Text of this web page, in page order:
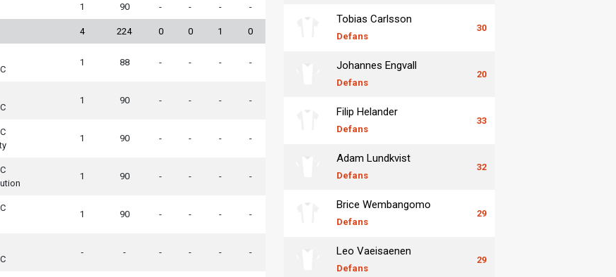
1 90 - - - -
4 224 0 0 1 0
1 88 - - - -
1 90 - - - -
1 90 - - - -
1 90 - - - -
1 90 - - - -
- - - - - -
Tobias Carlsson
Defans
30
Johannes Engvall
Defans
20
Filip Helander
Defans
33
Adam Lundkvist
Defans
32
Brice Wembangomo
Defans
29
Leo Vaeisaenen
Defans
29